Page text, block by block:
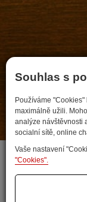
Souhlas s
Používáme
maximálně užili.
analýze návštěvnosti
socialní sítě, online
Vaše nastavení
"Cookies".